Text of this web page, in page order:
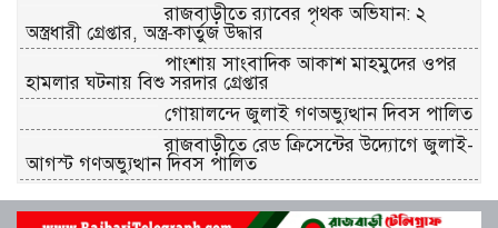
রাজবাড়ীতে র‌্যাবের পৃথক অভিযান: ২
অস্ত্রধারী গ্রেপ্তার, অস্ত্র-কার্তুজ উদ্ধার
পাংশায় সাংবাদিক আকাশ মাহমুদের ওপর
হামলার ঘটনায় বিশু সরদার গ্রেপ্তার
গোয়ালন্দে জুলাই গণঅভ্যুত্থান দিবস পালিত
রাজবাড়ীতে রেড ক্রিসেন্টের উদ্যোগে জুলাই-
আগস্ট গণঅভ্যুত্থান দিবস পালিত
জুলাই স্মৃতিস্তম্ভে রাজবাড়ী জেলা পুলিশ-
প্রশাসনের শ্রদ্ধাঞ্জলি